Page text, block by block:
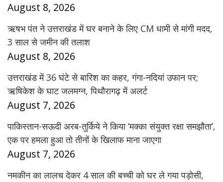
August 8, 2026
ऋषभ पंत ने उत्तराखंड में घर बनाने के लिए CM धामी से मांगी मदद,
3 साल से जमीन की तलाश
August 8, 2026
उत्तराखंड में 36 घंटे से बारिश का कहर, गंगा-नदियां उफान पर;
ऋषिकेश के घाट जलमग्न, पिथौरागढ़ में अलर्ट
August 7, 2026
पाकिस्तान-सऊदी अरब-तुर्किये ने किया ‘मक्का संयुक्त रक्षा समझौता’,
एक पर हमला हुआ तो तीनों के खिलाफ माना जाएगा
August 7, 2026
नमकीन का लालच देकर 4 साल की बच्ची को घर ले गया पड़ोसी,